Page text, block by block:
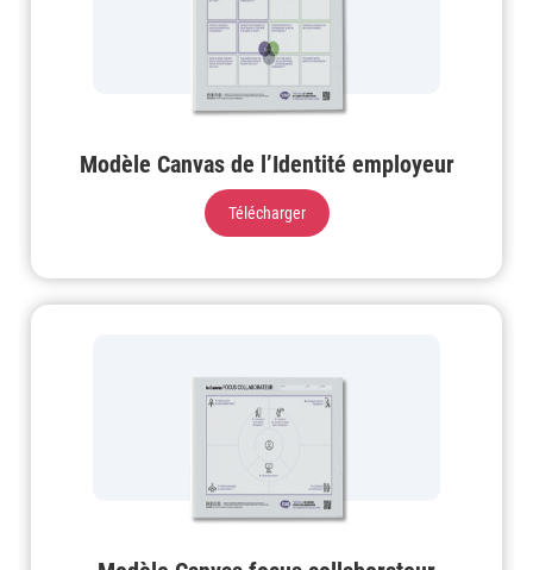
Modèle Canvas de l’Identité employeur
Télécharger